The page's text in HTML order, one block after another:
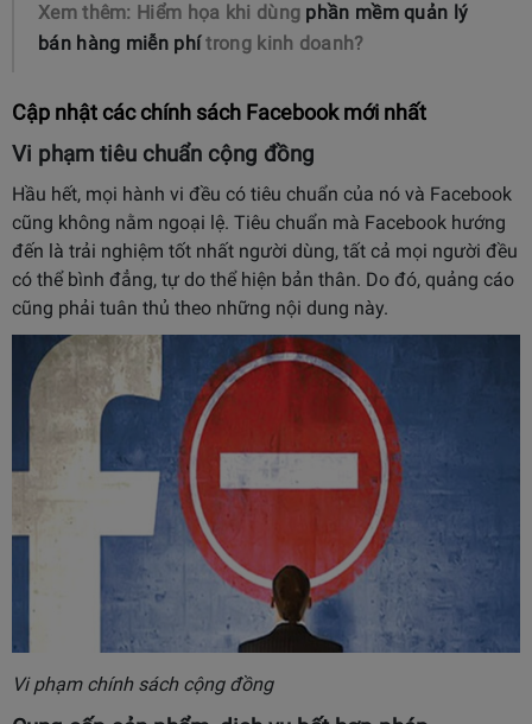
Xem thêm: Hiểm họa khi dùng phần mềm quản lý
bán hàng miễn phítrong kinh doanh?
Cập nhật các chính sách Facebook mới nhất
Vi phạm tiêu chuẩn cộng đồng
Hầu hết, mọi hành vi đều có tiêu chuẩn của nó và Facebook
cũng không nằm ngoại lệ. Tiêu chuẩn mà Facebook hướng
đến là trải nghiệm tốt nhất người dùng, tất cả mọi người đều
có thể bình đẳng, tự do thể hiện bản thân. Do đó, quảng cáo
cũng phải tuân thủ theo những nội dung này.
Vi phạm chính sách cộng đồng